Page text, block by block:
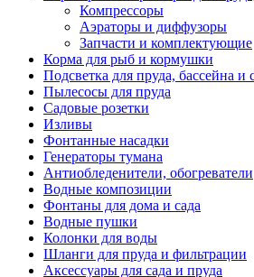
Компрессоры
Аэраторы и диффузоры
Запчасти и комплектующие
Корма для рыб и кормушки
Подсветка для пруда, бассейна и
Пылесосы для пруда
Садовые розетки
Изливы
Фонтанные насадки
Генераторы тумана
Антиобледенители, обогреватели
Водные композиции
Фонтаны для дома и сада
Водные пушки
Колонки для воды
Шланги для пруда и фильтрации
Аксессуары для сада и пруда